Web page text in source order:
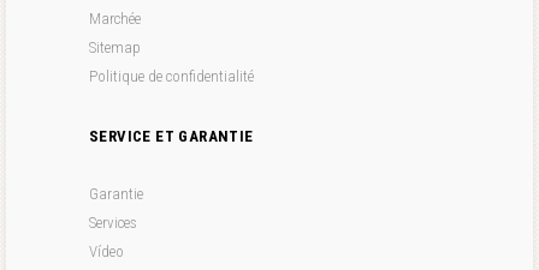
Marchée
Sitemap
Politique de confidentialité
SERVICE ET GARANTIE
Garantie
Services
Vídeo